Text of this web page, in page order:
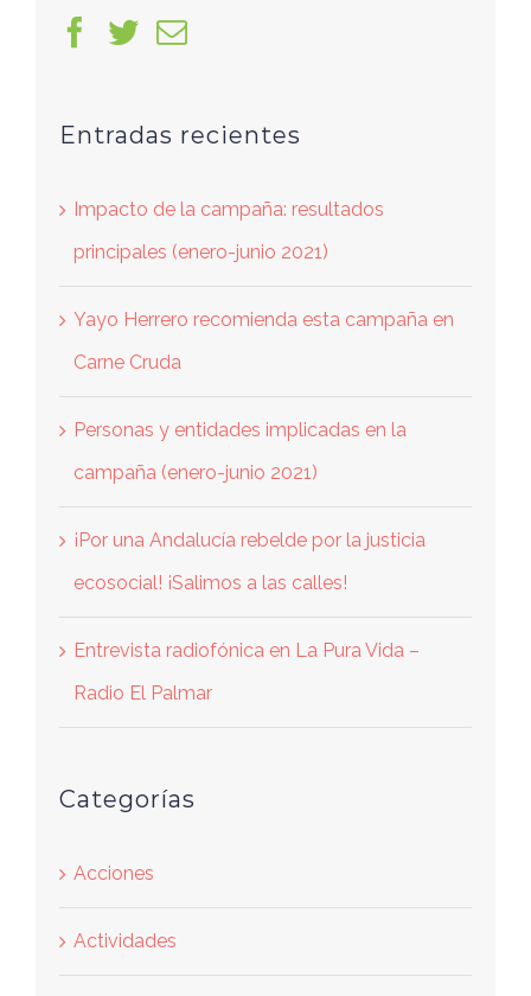
Entradas recientes
Impacto de la campaña: resultados
principales (enero-junio 2021)
Yayo Herrero recomienda esta campaña en
Carne Cruda
Personas y entidades implicadas en la
campaña (enero-junio 2021)
¡Por una Andalucía rebelde por la justicia
ecosocial! ¡Salimos a las calles!
Entrevista radiofónica en La Pura Vida –
Radio El Palmar
Categorías
Acciones
Actividades